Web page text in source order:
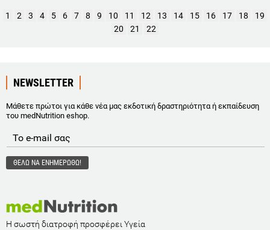
1 2 3 4 5 6 7 8 9 10 11 12 13 14 15 16 17 18
19
20
21 22
NEWSLETTER
Μάθετε πρώτοι για κάθε νέα μας εκδοτική δραστηριότητα ή εκπαίδευση
του medNutrition eshop.
Η σωστή διατροφή προσφέρει Υγεία